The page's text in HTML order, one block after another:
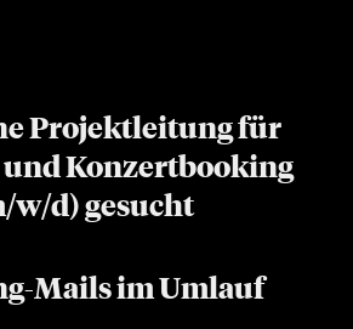
Projektleitung für
Konzertbooking
w/d) gesucht
Mails im Umlauf